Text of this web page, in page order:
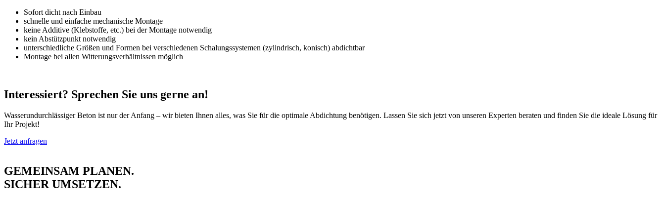
Sofort dicht nach Einbau
schnelle und einfache mechanische Montage
keine Additive (Klebstoffe, etc.) bei der Montage notwendig
kein Abstützpunkt notwendig
unterschiedliche Größen und Formen bei verschiedenen Schalungssystemen (zylindrisch, konisch) abdichtbar
Montage bei allen Witterungsverhältnissen möglich
Interessiert? Sprechen Sie uns gerne an!
Wasserundurchlässiger Beton ist nur der Anfang – wir bieten Ihnen alles, was Sie für die optimale Abdichtung benötigen. Lassen Sie sich jetzt von unseren Experten beraten und finden Sie die ideale Lösung für
Ihr Projekt!
Jetzt anfragen
GEMEINSAM PLANEN.
SICHER UMSETZEN.